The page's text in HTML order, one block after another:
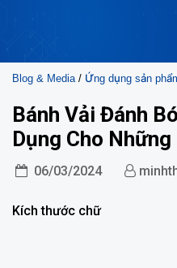
Blog & Media / Ứng dụng sản
Bánh Vải Đánh
Dụng Cho
06/03/2024
Kích thước chữ